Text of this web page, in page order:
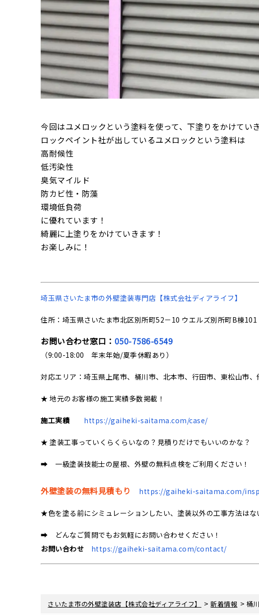
今回はユメロックという塗料を使って、下塗りをかけていき
ロックペイント社が出しているユメロックという塗料は
高耐候性
低汚染性
臭気マイルド
防カビ性・防藻
環境低負荷
に優れています！
綺麗に上塗りをかけていきます！
お楽しみに！
埼玉県さいたま市の外壁塗装専門店【株式会社ディアライフ】
住所：埼玉県さいたま市北区別所町52－10 ウエルズ別所町B棟101
お問い合わせ窓口： 050-7586-6549
（9:00-18:00 年末年始/夏季休暇あり）
対応エリア：埼玉県上尾市、桶川市、北本市、行田市、東松山市、
★ 地元のお客様の施工実績多数掲載！
施工実績 https://gaiheki-saitama.com/case/
★ 塗装工事っていくらくらいなの？見積りだけでもいいのかな？
➡ 一級塗装技能士の屋根、外壁の無料点検をご利用ください！
外壁塗装の無料見積もり https://gaiheki-saitama.com/
★色を塗る前にシミュレーションしたい、塗装以外の工事方法
➡ どんなご質問でもお気軽にお問い合わせください！
お問い合わせ
https://gaiheki-saitama.com/contact/
さいたま市の外壁塗装店【株式会社ディアライフ】 >新着情報 > 桶